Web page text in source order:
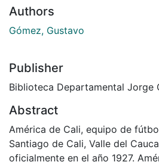
Authors
Gómez, Gustavo
Publisher
Biblioteca Departamental Jorge
Abstract
América de Cali, equipo de
Santiago de Cali, Valle del
oficialmente en el año 1927.